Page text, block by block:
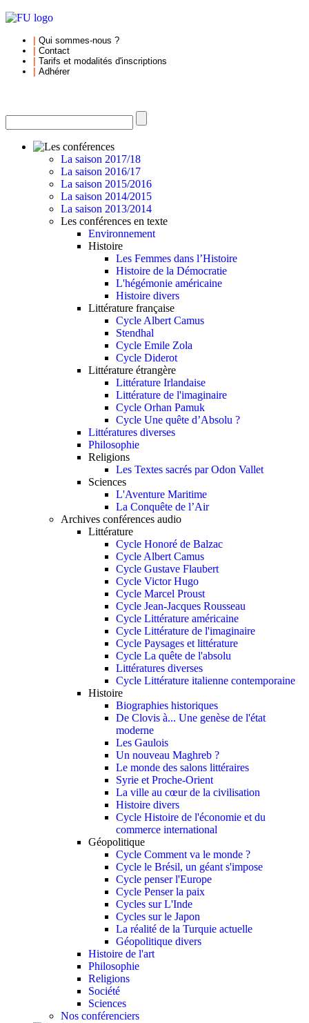
Qui sommes-nous ?
Contact
Tarifs et modalités d'inscriptions
Adhérer
La saison 2017/18
La saison 2016/17
La saison 2015/2016
La saison 2014/2015
La saison 2013/2014
Les conférences en texte
Environnement
Histoire
Les Femmes dans l’Histoire
Histoire de la Démocratie
L'hégémonie américaine
Histoire divers
Littérature française
Cycle Albert Camus
Stendhal
Cycle Emile Zola
Cycle Diderot
Littérature étrangère
Littérature Irlandaise
Littérature de l'imaginaire
Cycle Orhan Pamuk
Cycle Une quête d’Absolu ?
Littératures diverses
Philosophie
Religions
Les Textes sacrés par Odon Vallet
Sciences
L'Aventure Maritime
La Conquête de l’Air
Archives conférences audio
Littérature
Cycle Honoré de Balzac
Cycle Albert Camus
Cycle Gustave Flaubert
Cycle Victor Hugo
Cycle Marcel Proust
Cycle Jean-Jacques Rousseau
Cycle Littérature américaine
Cycle Littérature de l'imaginaire
Cycle Paysages et littérature
Cycle La quête de l'absolu
Littératures diverses
Cycle Littérature italienne contemporaine
Histoire
Biographies historiques
De Clovis à... Une genèse de l'état
moderne
Les Gaulois
Un nouveau Maghreb ?
Le monde des salons littéraires
Syrie et Proche-Orient
La ville au cœur de la civilisation
Histoire divers
Cycle Histoire de l'économie et du
commerce international
Géopolitique
Cycle Comment va le monde ?
Cycle le Brésil, un géant s'impose
Cycle penser l'Europe
Cycle Penser la paix
Cycles sur L'Inde
Cycles sur le Japon
La réalité de la Turquie actuelle
Géopolitique divers
Histoire de l'art
Philosophie
Religions
Société
Sciences
Nos conférenciers